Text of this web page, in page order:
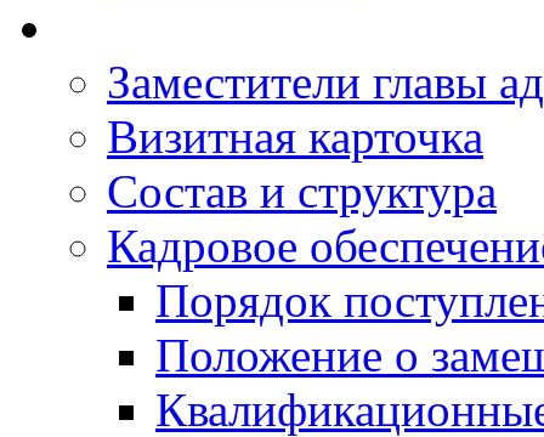
Заместители главы
Визитная карточка
Состав и структура
Кадровое
Порядок
Положение о